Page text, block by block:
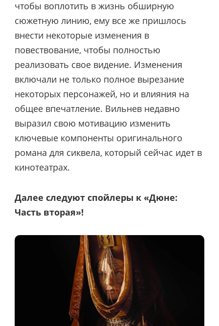
чтобы воплотить в жизнь обширную
сюжетную линию, ему все же пришлось
внести некоторые изменения в
повествование, чтобы полностью
реализовать свое видение. Изменения
включали не только полное вырезание
некоторых персонажей, но и влияния на
общее впечатление. Вильнев недавно
выразил свою мотивацию изменить
ключевые компоненты оригинального
романа для сиквела, который сейчас идет в
кинотеатрах.
Далее следуют спойлеры к «Дюне:
Часть вторая»!